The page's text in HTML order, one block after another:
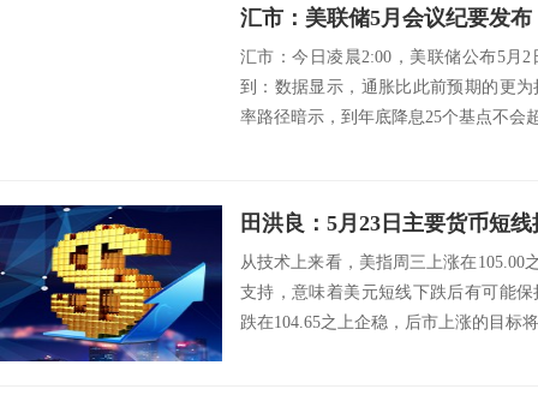
汇市：美联储5月会议纪要发
汇市：今日凌晨2:00，美联储公布5月
到：数据显示，通胀比此前预期的更
率路径暗示，到年底降息25个基点不会
田洪良：5月23日主要货币
从技术上来看，美指周三上涨在105.00
支持，意味着美元短线下跌后有可能
跌在104.65之上企稳，后市上涨的目标